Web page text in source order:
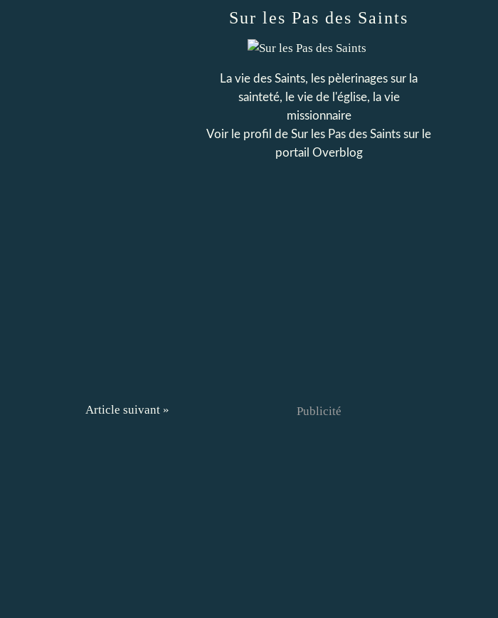
Article suivant »
Sur les Pas des Saints
La vie des Saints, les pèlerinages sur la
sainteté, le vie de l'église, la vie
missionnaire
Voir le profil de Sur les Pas des Saints sur le
portail Overblog
Publicité